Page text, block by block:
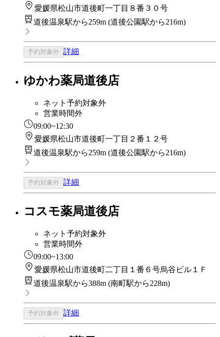
愛媛県松山市道後町一丁目８番３０号
道後温泉駅から259m (道後公園駅から216m)
予約対象外 詳細
ゆかわ薬局道後店
ネット予約対象外
営業時間外
09:00~12:30
愛媛県松山市道後町一丁目２番１２号
道後温泉駅から259m (道後公園駅から216m)
予約対象外 詳細
コスモ薬局道後店
ネット予約対象外
営業時間外
09:00~13:00
愛媛県松山市道後町二丁目１番６号烏谷ビル１Ｆ
道後温泉駅から388m (南町駅から228m)
予約対象外 詳細